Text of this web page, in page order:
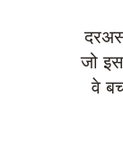
जो
वे